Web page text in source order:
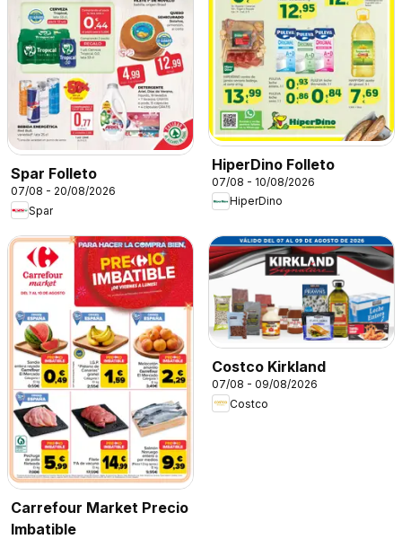
Spar Folleto
07/08 - 20/08/2026
Spar
HiperDino Folleto
07/08 - 10/08/2026
HiperDino
Carrefour Market Precio
Imbatible
Costco Kirkland
07/08 - 09/08/2026
Costco